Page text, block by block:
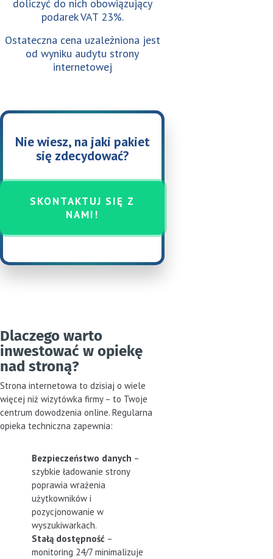
doliczyć do nich obowiązujący
podarek VAT 23%.
Ostateczna cena uzależniona jest
od wyniku audytu strony
internetowej
Nie wiesz, na jaki pakiet
się zdecydować?
SKONTAKTUJ SIĘ Z
NAMI!
Dlaczego warto
inwestować w opiekę
nad stroną?
Strona internetowa to dzisiaj o wiele
więcej niż wizytówka firmy – to Twoje
centrum dowodzenia online. Regularna
opieka techniczna zapewnia:
Bezpieczeństwo danych –
szybkie ładowanie strony
poprawia wrażenia
użytkowników i
pozycjonowanie w
wyszukiwarkach.
Stałą dostępność –
monitoring 24/7 minimalizuje